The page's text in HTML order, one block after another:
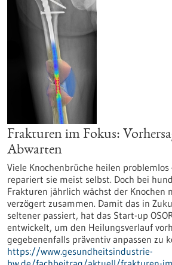
Frakturen im Fokus:
Abwarten
Viele Knochenbrüche heilen problemlos
repariert sie meist selbst. Doch bei
Frakturen jährlich wächst der Knochen
verzögert zusammen. Damit das in
seltener passiert, hat das Start-up
entwickelt, um den Heilungsverlauf
gegebenenfalls präventiv anpassen zu
https://www.gesundheitsindustrie-